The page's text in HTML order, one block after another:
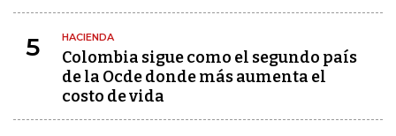
5 HACIENDA
Colombia sigue como el segundo país
de la Ocde donde más aumenta el
costo de vida